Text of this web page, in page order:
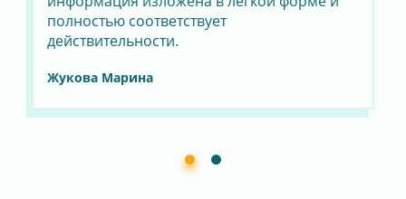
полностью соответствует
действительности.
Жукова Марина